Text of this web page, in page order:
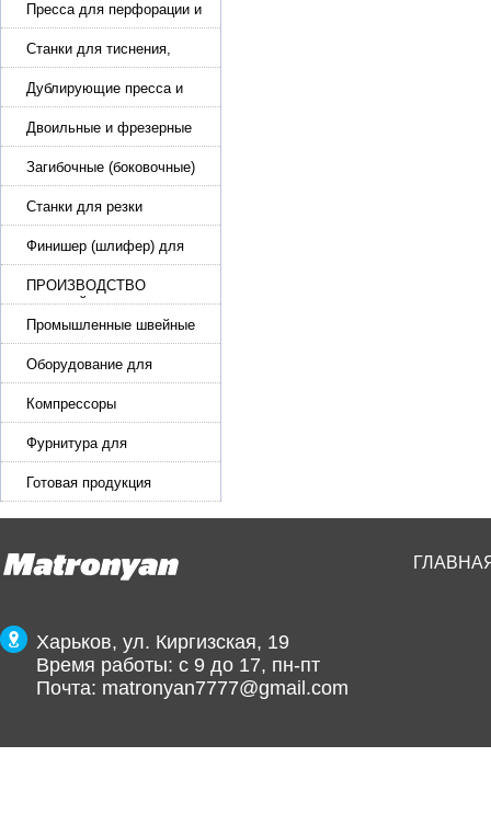
Пресса для перфорации и
тиснения
Станки для тиснения,
нанесения логотипа и
нумераторы
Дублирующие пресса и
утюги для разглаживания
кожи
Двоильные и фрезерные
машины для слоения и
фрезерования кожи
Загибочные (боковочные)
машины для стельки,
кошельков, сумок
Станки для резки
кожи.Станки для резки
стропы
Финишер (шлифер) для
обуви
ПРОИЗВОДСТВО
РЕМНЕЙ, СУМОК,
КОЖГАЛАНТЕРЕИ
Промышленные швейные
машины для кожи, обуви
Оборудование для
производства и резки
эластичной ленты и стропы
Компрессоры
Фурнитура для
производства ремней
Готовая продукция
Харьков, ул. Киргизская, 19
Время работы: с 9 до 17, пн-пт
Почта: matronyan7777@gmail.com